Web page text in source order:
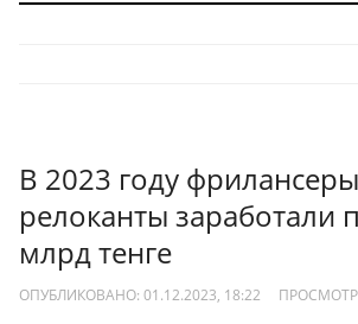
В 2023 году
релоканты заработали
млрд тенге
ОПУБЛИКОВАНО: 01.12.2023, 18:22